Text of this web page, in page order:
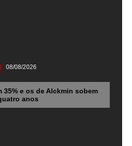
08/08/2026
35% e os de Alckmin sobem
anos